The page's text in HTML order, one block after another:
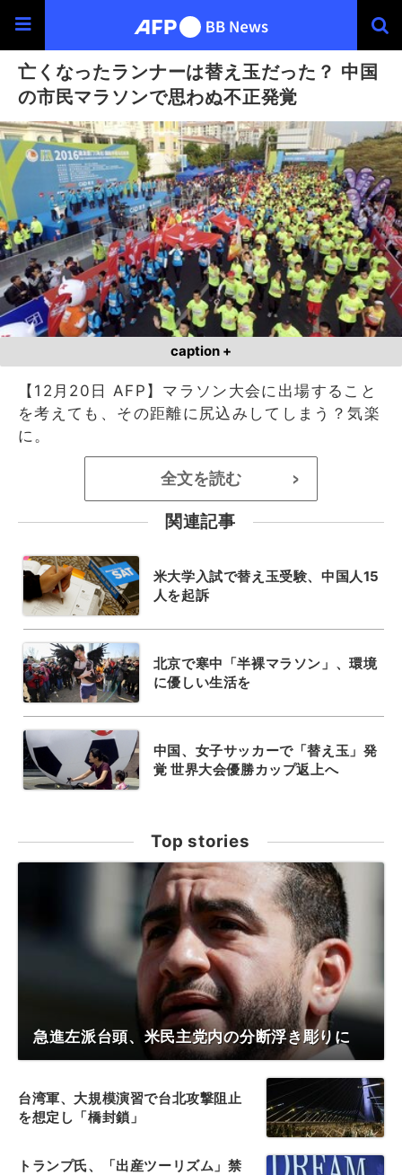
亡くなったランナーは替え玉だった？ 中国
の市民マラソンで思わぬ不正発覚
caption +
【12月20日 AFP】マラソン大会に出場すること
を考えても、その距離に尻込みしてしまう？気楽
に。
全文を読む >
関連記事
米大学入試で替え玉受験、中国人15
人を起訴
北京で寒中「半裸マラソン」、環境
に優しい生活を
中国、女子サッカーで「替え玉」発
覚 世界大会優勝カップ返上へ
Top stories
急進左派台頭、米民主党内の分断浮き彫りに
台湾軍、大規模演習で台北攻撃阻止
を想定し「橋封鎖」
トランプ氏、「出産ツーリズム」禁